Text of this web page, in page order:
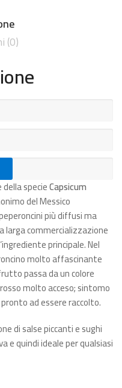
(0)
specieCapsicum
del Messico
più diffusi ma
commercializzazione
principale. Nel
molto affascinante
passa da un colore
molto acceso; sintomo
ad essere raccolto.
di salse piccanti e sughi
e quindi ideale per qualsiasi